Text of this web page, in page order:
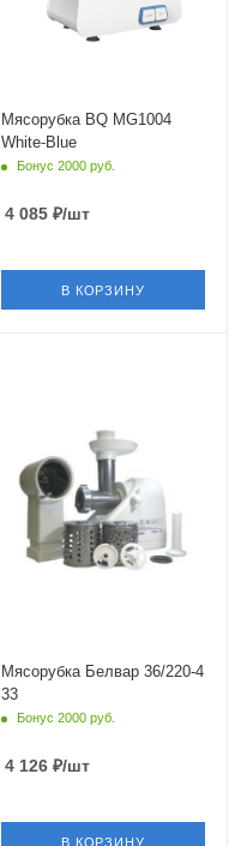
Мясорубка BQ MG1004
White-Blue
Бонус 2000 руб.
4 085₽/шт
В КОРЗИНУ
Мясорубка Белвар 36/220-4
33
Бонус 2000 руб.
4 126₽/шт
В КОРЗИНУ